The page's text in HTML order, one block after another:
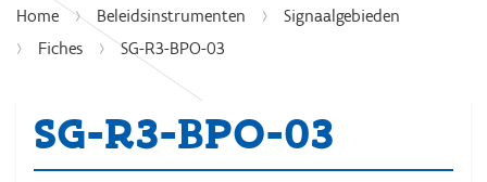
Home Beleidsinstrumenten
Signaalgebieden
Fiches
SG-R3-BPO-03
SG-R3-BPO-03